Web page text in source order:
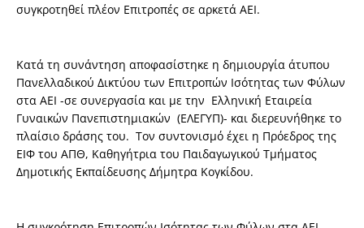
συγκροτηθεί πλέον Επιτροπές σε αρκετά ΑΕΙ.
Κατά τη συνάντηση αποφασίστηκε η δημιουργία άτυπου
Πανελλαδικού Δικτύου των Επιτροπών Ισότητας των Φύλων
στα ΑΕΙ -σε συνεργασία και με την Ελληνική Εταιρεία
Γυναικών Πανεπιστημιακών (ΕΛΕΓΥΠ)- και διερευνήθηκε το
πλαίσιο δράσης του. Τον συντονισμό έχει η Πρόεδρος της
ΕΙΦ του ΑΠΘ, Καθηγήτρια του Παιδαγωγικού Τμήματος
Δημοτικής Εκπαίδευσης Δήμητρα Κογκίδου.